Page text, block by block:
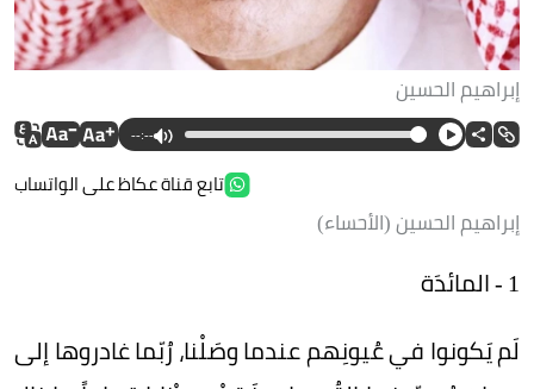
إبراهيم الحسين
--:--
تابع قناة عكاظ على الواتساب
إبراهيم الحسين (الأحساء)
1 - المائدَة
لَم يَكونوا في عُيونِهم عندما وصَلْنا، رُبّما غادروها إلى